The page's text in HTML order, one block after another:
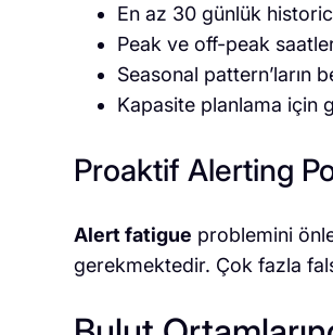
En az 30 günlük
Peak ve off-peak
Seasonal pattern’ların
Kapasite planlama için
Proaktif Alerting
Alert fatigue problemini
gerekmektedir. Çok fazla